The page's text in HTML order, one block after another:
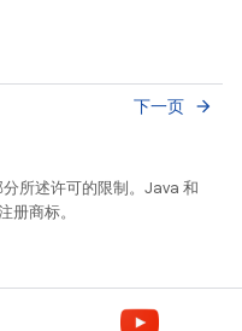
下一页 arrow_forward
分所述许可的限制。Java 和
册商标。